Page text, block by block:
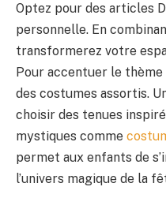
Optez pour des articles
personnelle. En
transformerez votre
Pour accentuer le
des costumes assortis.
choisir des tenues
mystiques comme
permet aux enfants de
l’univers magique de la